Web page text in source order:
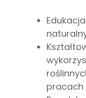
pracach